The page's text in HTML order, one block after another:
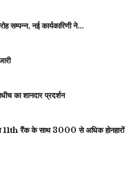
सम्पन्न, नई कार्यकारिणी ने…
का शानदार प्रदर्शन
रैंक के साथ 3000 से अधिक होनहारों